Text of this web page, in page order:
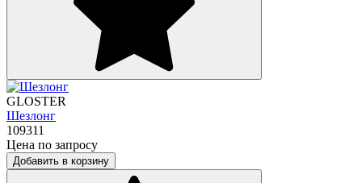
GLOSTER
Шезлонг
109311
Цена по запросу
Добавить в корзину